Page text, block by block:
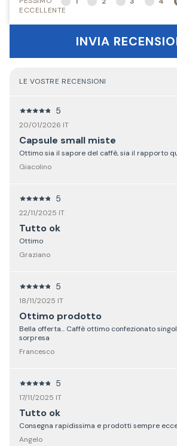
ECCELLENTE
INVIA
LE VOSTRE RECENSIONI
5
20/01/2026 IT
Capsule small miste
Ottimo sia il sapore del caffè, sia il rapporto
Giacolino
5
22/11/2025 IT
Tutto ok
Ottimo
Graziano
5
18/11/2025 IT
Ottimo prodotto
Bella offerta... Caffè ottimo confezionato
sorpresa
Francesco
5
17/11/2025 IT
Tutto ok
Consegna rapidissima e prodotti sempre
Angelo